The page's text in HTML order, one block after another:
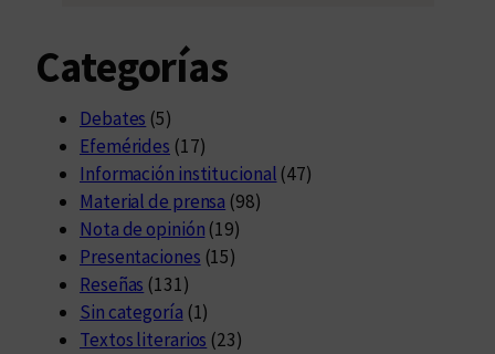
Categorías
Debates (5)
Efemérides (17)
Información institucional (47)
Material de prensa (98)
Nota de opinión (19)
Presentaciones (15)
Reseñas (131)
Sin categoría (1)
Textos literarios (23)